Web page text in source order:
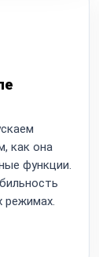
как она
функции.
режимах.